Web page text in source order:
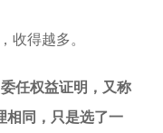
收得越多。
任权益证明，又称
相同，只是选了一